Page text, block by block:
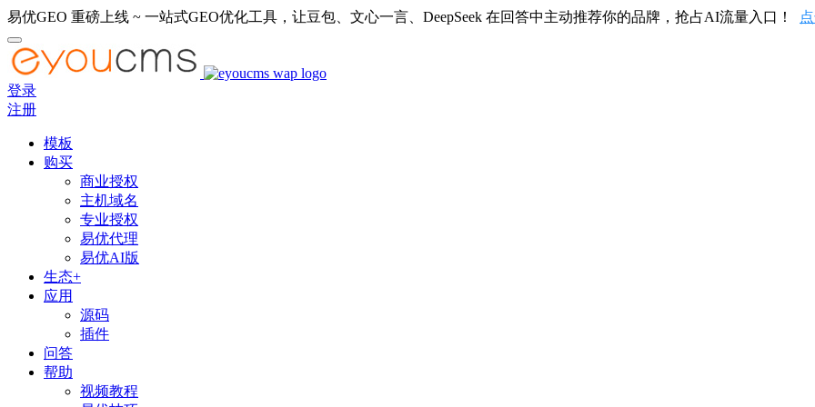
易优GEO 重磅上线 ~ 一站式GEO优化工具，让豆包、文心一言、DeepSeek 在回答中主动推荐你的品牌，抢占AI流量入口！
登录
注册
模板
购买
商业授权
主机域名
专业授权
易优代理
易优AI版
生态+
应用
源码
插件
问答
帮助
视频教程